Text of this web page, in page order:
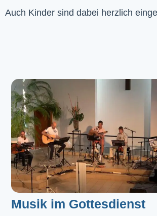
Auch Kinder sind dabei herzlich
Musik im Gottesdienst​